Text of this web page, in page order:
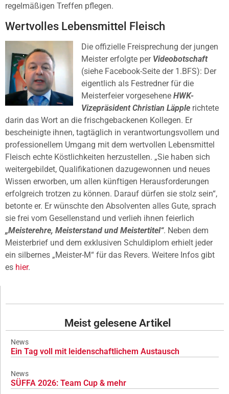
regelmäßigen Treffen pflegen.
Wertvolles Lebensmittel Fleisch
Die offizielle Freisprechung der jungen
Meister erfolgte per Videobotschaft
(siehe Facebook-Seite der 1.BFS): Der
eigentlich als Festredner für die
Meisterfeier vorgesehene HWK-
Vizepräsident Christian Läpple richtete
darin das Wort an die frischgebackenen Kollegen. Er
bescheinigte ihnen, tagtäglich in verantwortungsvollem und
professionellem Umgang mit dem wertvollen Lebensmittel
Fleisch echte Köstlichkeiten herzustellen. „Sie haben sich
weitergebildet, Qualifikationen dazugewonnen und neues
Wissen erworben, um allen künftigen Herausforderungen
erfolgreich trotzen zu können. Darauf dürfen sie stolz sein“,
betonte er. Er wünschte den Absolventen alles Gute, sprach
sie frei vom Gesellenstand und verlieh ihnen feierlich
„Meisterehre, Meisterstand und Meistertitel“. Neben dem
Meisterbrief und dem exklusiven Schuldiplom erhielt jeder
ein silbernes „Meister-M“ für das Revers. Weitere Infos gibt
es hier.
Meist gelesene Artikel
News
Ein Tag voll mit leidenschaftlichem Austausch
News
SÜFFA 2026: Team Cup & mehr